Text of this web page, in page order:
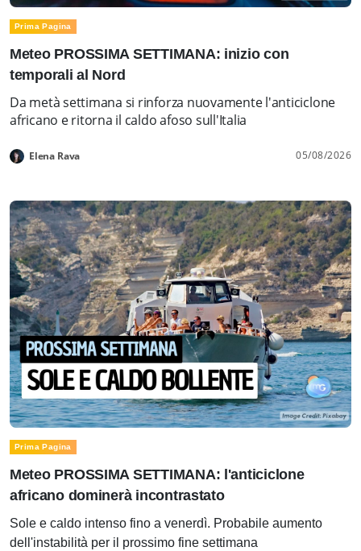
Prima Pagina
Meteo PROSSIMA SETTIMANA: inizio con
temporali al Nord
Da metà settimana si rinforza nuovamente l'anticiclone
africano e ritorna il caldo afoso sull'Italia
Elena Rava 05/08/2026
Prima Pagina
Meteo PROSSIMA SETTIMANA: l'anticiclone
africano dominerà incontrastato
Sole e caldo intenso fino a venerdì. Probabile aumento
dell'instabilità per il prossimo fine settimana